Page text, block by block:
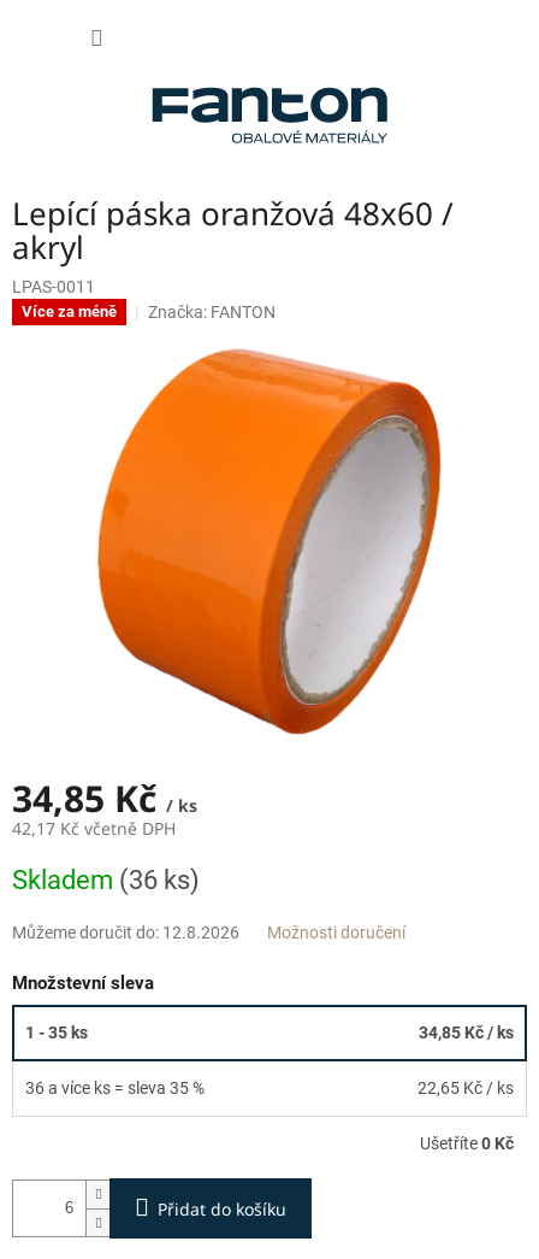
Lepící páska oranžová 48x60 /
akryl
LPAS-0011
Více za méně Značka: FANTON
34,85 Kč / ks
42,17 Kč včetně DPH
cena:
Skladem (36 ks)
Můžeme doručit do: 12.8.2026 Možnosti doručení
Množstevní sleva
1 - 35 ks 34,85 Kč/ ks
36 a více ks = sleva 35 % 22,65 Kč / ks
Ušetříte0 Kč
Přidat do košíku